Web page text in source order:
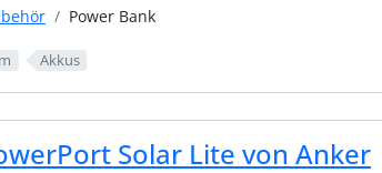
Power Bank
Akkus
Solar Lite von Anker